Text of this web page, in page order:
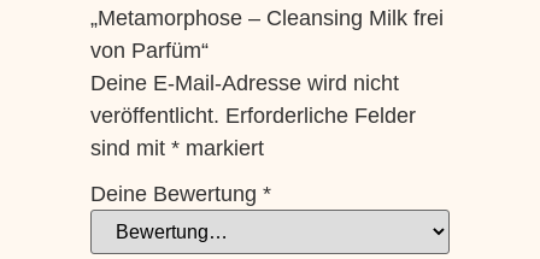
„Metamorphose – Cleansing Milk frei
von Parfüm“
Deine E-Mail-Adresse wird nicht
veröffentlicht. Erforderliche Felder
sind mit *markiert
Deine Bewertung *